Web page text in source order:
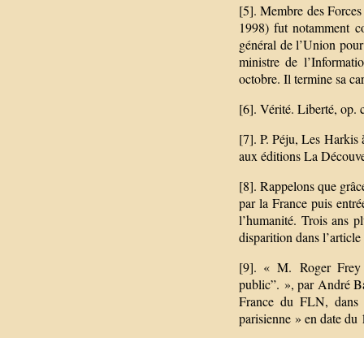
[5]. Membre des
1998) fut notamment
général de l’Union
ministre de
octobre. Il termine sa
[6]. Vérité. Liberté, op.
[7]. P. Péju, Les Harkis
aux éditions La
[8]. Rappelons que
par la France puis
l’humanité. Trois ans
disparition dans
[9]. « M. Roger Frey
public”. », par André
France du FLN, dans
parisienne » en date du